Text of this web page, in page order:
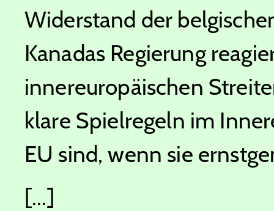
Widerstand der
Kanadas Regierung
innereuropäischen
klare Spielregeln im
EU sind, wenn sie
[...]